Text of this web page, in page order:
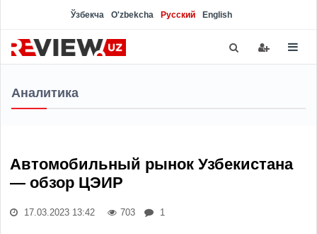
Ўзбекча O'zbekcha Русский English
Аналитика
Автомобильный рынок Узбекистана
— обзор ЦЭИР
17.03.2023 13:42 703 1